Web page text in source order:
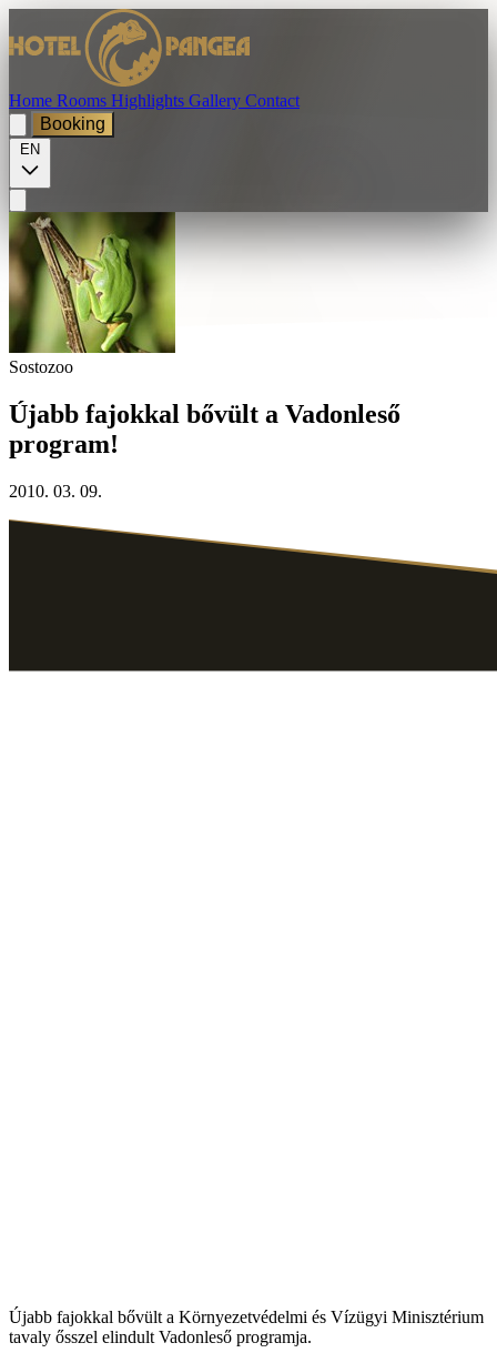
Home Rooms Highlights Gallery Contact
Booking
EN
Sostozoo
Újabb fajokkal bővült a Vadonleső
program!
2010. 03. 09.
Újabb fajokkal bővült a Környezetvédelmi és Vízügyi Minisztérium
tavaly ősszel elindult Vadonleső programja.